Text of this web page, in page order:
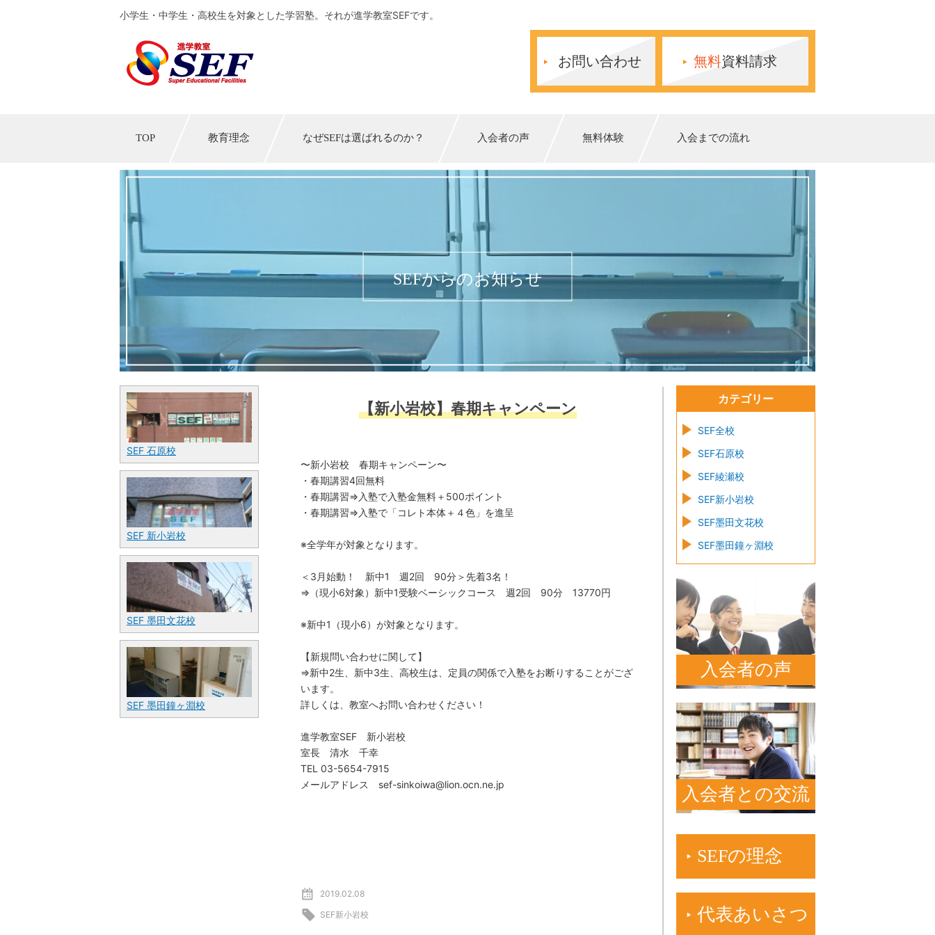
小学生・中学生・高校生を対象とした学習塾。それが進学教室SEFです。
お問い合わせ 無料資料請求
TOP 教育理念 なぜSEFは選ばれるのか？ 入会者の声 無料体験 入会までの流れ
SEFからのお知らせ
カテゴリー
SEF全校
SEF石原校
SEF綾瀬校
SEF新小岩校
SEF墨田文花校
SEF墨田鐘ヶ淵校
SEF 石原校
SEF 新小岩校
SEF 墨田文花校
SEF 墨田鐘ヶ淵校
【新小岩校】春期キャンペーン
〜新小岩校 春期キャンペーン〜
・春期講習4回無料
・春期講習⇒入塾で入塾金無料＋500ポイント
・春期講習⇒入塾で「コレト本体＋４色」を進呈
※全学年が対象となります。
＜3月始動！ 新中1 週2回 90分＞先着3名！
⇒（現小6対象）新中1受験ベーシックコース 週2回 90分 13770円
※新中1（現小6）が対象となります。
【新規問い合わせに関して】
⇒新中2生、新中3生、高校生は、定員の関係で入塾をお断りすることがござ
います。
詳しくは、教室へお問い合わせください！
進学教室SEF 新小岩校
室長 清水 千幸
TEL 03-5654-7915
メールアドレス sef-sinkoiwa@lion.ocn.ne.jp
2019.02.08
SEF新小岩校
入会者の声
入会者との交流
SEFの理念
代表あいさつ